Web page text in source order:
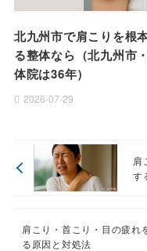
北九州市で肩こりを根
る整体なら（北九州市
体院は36年）
2026-07-29
肩
す
肩こり・首こり・目の疲れ
る原因と対処法